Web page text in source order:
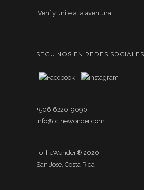
¡Vení y unite a la aventura!
SEGUINOS EN REDES SOCIALES
+506 6220-9090
info@tothewonder.com
ToTheWonder® 2020
San José, Costa Rica